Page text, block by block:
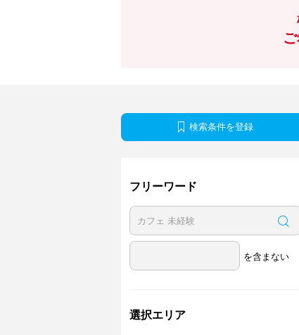
検索条件を登録
フリーワード
を含まない
選択エリア